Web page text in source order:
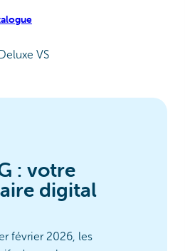
: votre
digital
février 2026, les